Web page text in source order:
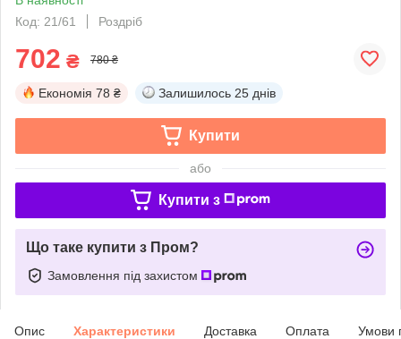
Код: 21/61
Роздріб
702 ₴ 780 ₴
Економія 78 ₴ Залишилось 25 днів
Купити
або
Купити з
Що таке купити з Пром?
Замовлення під захистом
Опис Характеристики Доставка Оплата Умови